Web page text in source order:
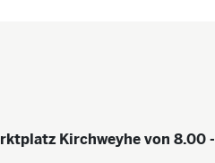
Kirchweyhe von 8.00 -